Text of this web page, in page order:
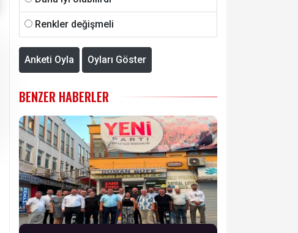
Renkler değişmeli
Anketi Oyla Oyları Göster
BENZER HABERLER